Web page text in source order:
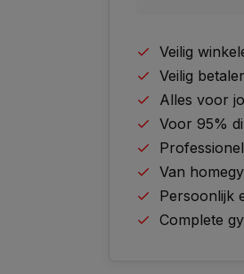
Veilig
Veilig
Alles voor
Voor 95%
Van
Persoonlijk
Complete